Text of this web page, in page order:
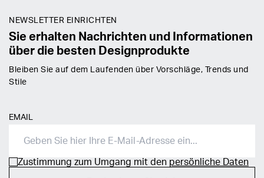
NEWSLETTER EINRICHTEN
Sie erhalten Nachrichten und Informationen
über die besten Designprodukte
Bleiben Sie auf dem Laufenden über Vorschläge, Trends und
Stile
EMAIL
Zustimmung zum Umgang mit den persönliche Daten